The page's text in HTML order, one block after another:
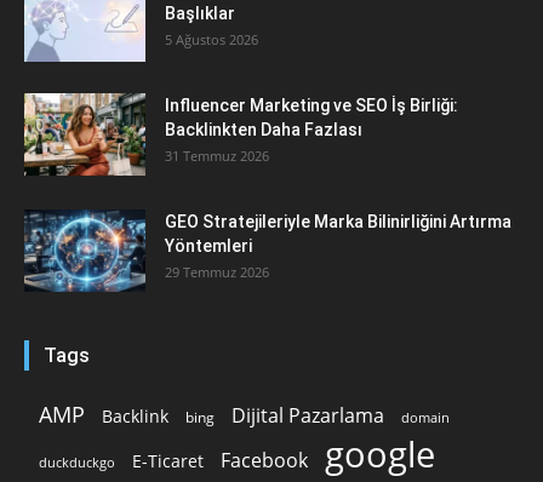
Başlıklar
5 Ağustos 2026
Influencer Marketing ve SEO İş Birliği:
Backlinkten Daha Fazlası
31 Temmuz 2026
GEO Stratejileriyle Marka Bilinirliğini Artırma
Yöntemleri
29 Temmuz 2026
Tags
AMP Backlink bing Dijital Pazarlama domain
duckduckgo E-Ticaret Facebook google